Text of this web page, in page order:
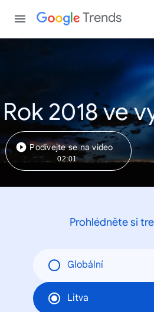
Trends
Rok 2018 ve
Podívejte se na video
02:01
Prohlédněte si
Globální
Litva